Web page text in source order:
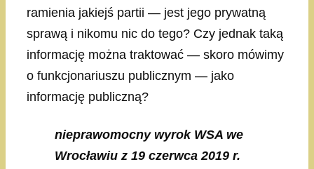
ramienia jakiejś partii — jest jego prywatną
sprawą i nikomu nic do tego? Czy jednak taką
informację można traktować — skoro mówimy
o funkcjonariuszu publicznym — jako
informację publiczną?
nieprawomocny wyrok WSA we
Wrocławiu z 19 czerwca 2019 r.